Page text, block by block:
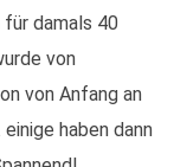
für damals 40
von
von Anfang an
haben dann